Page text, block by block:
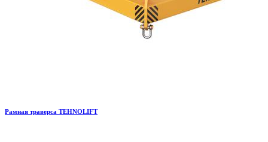
Рамная траверса TEHNOLIFT